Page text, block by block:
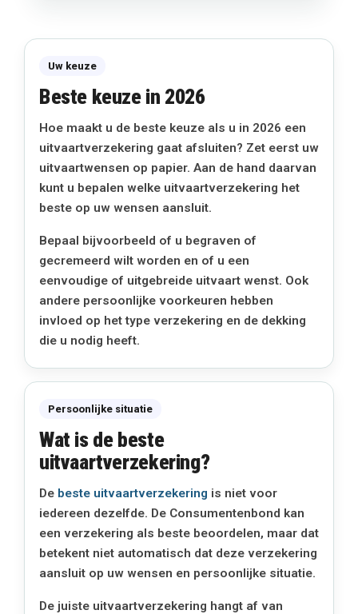
Uw keuze
Beste keuze in 2026
Hoe maakt u de beste keuze als u in 2026 een
uitvaartverzekering gaat afsluiten? Zet eerst uw
uitvaartwensen op papier. Aan de hand daarvan
kunt u bepalen welke uitvaartverzekering het
beste op uw wensen aansluit.
Bepaal bijvoorbeeld of u begraven of
gecremeerd wilt worden en of u een
eenvoudige of uitgebreide uitvaart wenst. Ook
andere persoonlijke voorkeuren hebben
invloed op het type verzekering en de dekking
die u nodig heeft.
Persoonlijke situatie
Wat is de beste
uitvaartverzekering?
De beste uitvaartverzekering is niet voor
iedereen dezelfde. De Consumentenbond kan
een verzekering als beste beoordelen, maar dat
betekent niet automatisch dat deze verzekering
aansluit op uw wensen en persoonlijke situatie.
De juiste uitvaartverzekering hangt af van